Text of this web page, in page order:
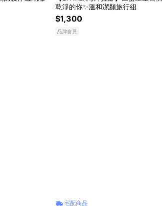
乾淨的你✨溫和潔顏旅行組
$1,300
品牌會員
宅配商品